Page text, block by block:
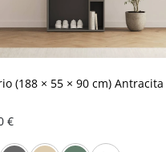
(188 × 55 × 90 cm) Antracita
€